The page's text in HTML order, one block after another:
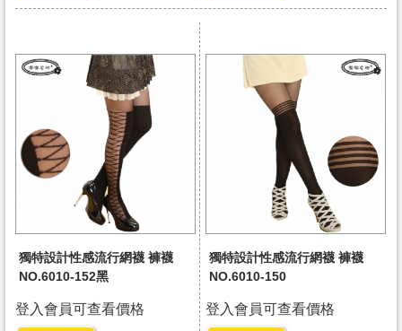
獨特設計性感流行網襪 褲襪
NO.6010-152黑
登入會員可查看價格
獨特設計性感流行網襪 褲襪
NO.6010-150
登入會員可查看價格